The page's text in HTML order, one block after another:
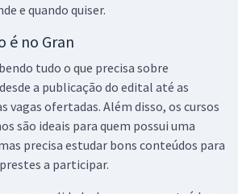
e quando quiser.
é no Gran
tudo o que precisa sobre
a publicação do edital até as
vagas ofertadas. Além disso, os cursos
são ideais para quem possui uma
precisa estudar bons conteúdos para
a participar.